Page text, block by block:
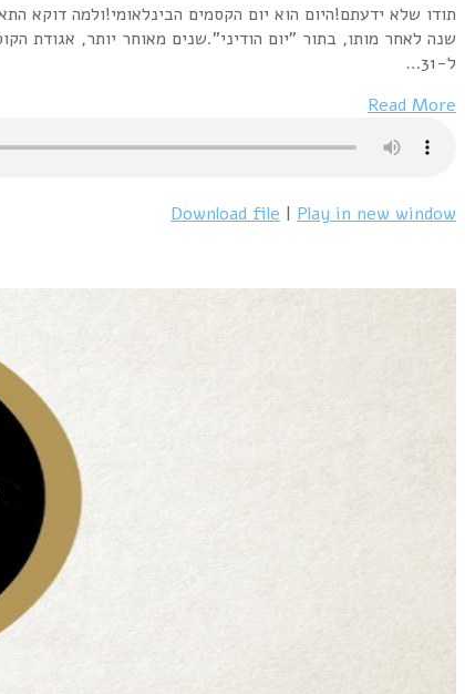
ל-31…
Read More
Download file | Play in new window